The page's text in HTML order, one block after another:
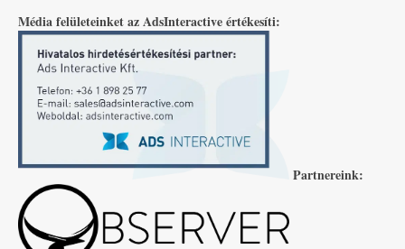
Média felületeinket az AdsInteractive értékesíti:
Partnereink: